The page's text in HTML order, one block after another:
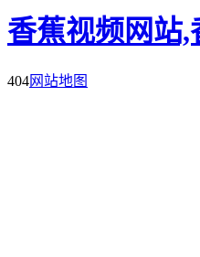
香蕉视频网站
404网站地图